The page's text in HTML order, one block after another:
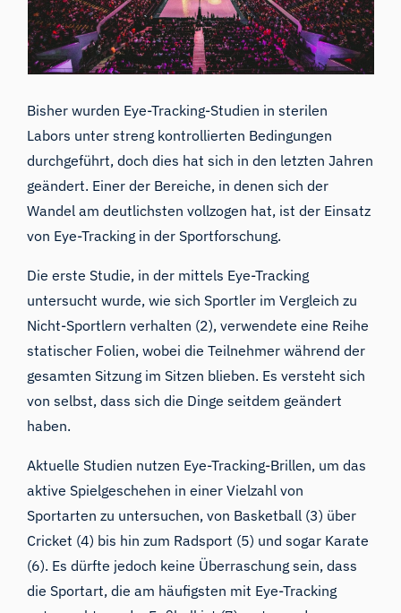
Bisher wurden Eye-Tracking-Studien in sterilen
Labors unter streng kontrollierten Bedingungen
durchgeführt, doch dies hat sich in den letzten Jahren
geändert. Einer der Bereiche, in denen sich der
Wandel am deutlichsten vollzogen hat, ist der Einsatz
von Eye-Tracking in der Sportforschung.
Die erste Studie, in der mittels Eye-Tracking
untersucht wurde, wie sich Sportler im Vergleich zu
Nicht-Sportlern verhalten (2), verwendete eine Reihe
statischer Folien, wobei die Teilnehmer während der
gesamten Sitzung im Sitzen blieben. Es versteht sich
von selbst, dass sich die Dinge seitdem geändert
haben.
Aktuelle Studien nutzen Eye-Tracking-Brillen, um das
aktive Spielgeschehen in einer Vielzahl von
Sportarten zu untersuchen, von Basketball (3) über
Cricket (4) bis hin zum Radsport (5) und sogar Karate
(6). Es dürfte jedoch keine Überraschung sein, dass
die Sportart, die am häufigsten mit Eye-Tracking